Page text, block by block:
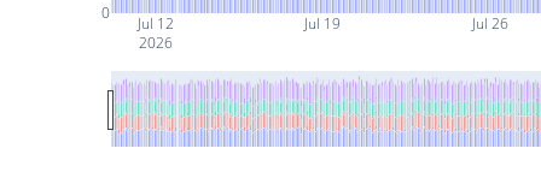
Jul 12
2026
Jul 19 Jul 26
0